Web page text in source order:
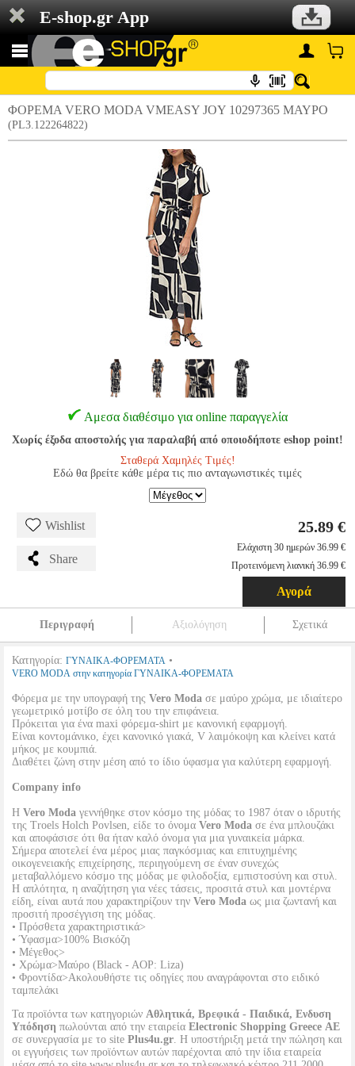
E-shop.gr App
ΦΟΡΕΜΑ VERO MODA VMEASY JOY 10297365 ΜΑΥΡΟ
(PL3.122264822)
Αμεσα διαθέσιμο για online παραγγελία
Χωρίς έξοδα αποστολής για παραλαβή από οποιοδήποτε eshop point!
Σταθερά Χαμηλές Τιμές!
Εδώ θα βρείτε κάθε μέρα τις πιο ανταγωνιστικές τιμές
Wishlist
Share
25.89 €
Ελάχιστη 30 ημερών 36.99 €
Προτεινόμενη λιανική 36.99 €
Αγορά
Περιγραφή Αξιολόγηση Σχετικά
Κατηγορία: ΓΥΝΑΙΚΑ-ΦΟΡΕΜΑΤΑ •
VERO MODA στην κατηγορία ΓΥΝΑΙΚΑ-ΦΟΡΕΜΑΤΑ
Φόρεμα με την υπογραφή της Vero Moda σε μαύρο χρώμα, με ιδιαίτερο
γεωμετρικό μοτίβο σε όλη του την επιφάνεια.
Πρόκειται για ένα maxi φόρεμα-shirt με κανονική εφαρμογή.
Είναι κοντομάνικο, έχει κανονικό γιακά, V λαιμόκοψη και κλείνει κατά
μήκος με κουμπιά.
Διαθέτει ζώνη στην μέση από το ίδιο ύφασμα για καλύτερη εφαρμογή.
Company info
Η Vero Moda γεννήθηκε στον κόσμο της μόδας το 1987 όταν ο ιδρυτής
της Troels Holch Povlsen, είδε το όνομα Vero Moda σε ένα μπλουζάκι
και αποφάσισε ότι θα ήταν καλό όνομα για μια γυναικεία μάρκα.
Σήμερα αποτελεί ένα μέρος μιας παγκόσμιας και επιτυχημένης
οικογενειακής επιχείρησης, περιηγούμενη σε έναν συνεχώς
μεταβαλλόμενο κόσμο της μόδας με φιλοδοξία, εμπιστοσύνη και στυλ.
Η απλότητα, η αναζήτηση για νέες τάσεις, προσιτά στυλ και μοντέρνα
είδη, είναι αυτά που χαρακτηρίζουν την Vero Moda ως μια ζωντανή και
προσιτή προσέγγιση της μόδας.
• Πρόσθετα χαρακτηριστικά>
• Ύφασμα>100% Βισκόζη
• Μέγεθος>
• Χρώμα>Μαύρο (Black - AOP: Liza)
• Φροντίδα>Ακολουθήστε τις οδηγίες που αναγράφονται στο ειδικό
ταμπελάκι
Τα προϊόντα των κατηγοριών Αθλητικά, Βρεφικά - Παιδικά, Ενδυση
Υπόδηση πωλούνται από την εταιρεία Electronic Shopping Greece ΑΕ
σε συνεργασία με το site Plus4u.gr. Η υποστήριξη μετά την πώληση και
οι εγγυήσεις των προϊόντων αυτών παρέχονται από την ίδια εταιρεία